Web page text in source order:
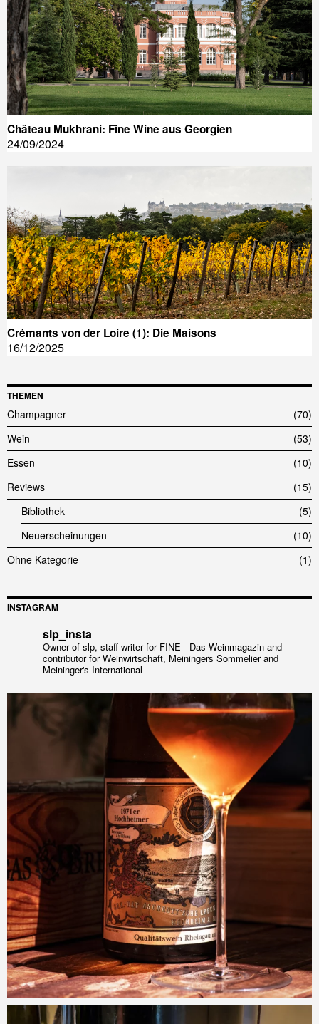
Château Mukhrani: Fine Wine aus Georgien
24/09/2024
Crémants von der Loire (1): Die Maisons
16/12/2025
THEMEN
Champagner
70
Wein
53
Essen
10
Reviews
15
Bibliothek
5
Neuerscheinungen
10
Ohne Kategorie
1
INSTAGRAM
slp_insta
Owner of slp, staff writer for FINE - Das Weinmagazin and
contributor for Weinwirtschaft, Meiningers Sommelier and
Meininger's International